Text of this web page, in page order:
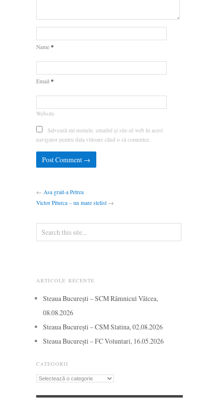
Name *
Email *
Website
Salvează-mi numele, emailul și site-ul web în acest
navigator pentru data viitoare când o să comentez.
← Asa grait-a Petrea
Victor Piturca – un mare stelist →
ARTICOLE RECENTE
Steaua București – SCM Râmnicul Vâlcea,
08.08.2026
Steaua București – CSM Slatina, 02.08.2026
Steaua București – FC Voluntari, 16.05.2026
CATEGORII
Categorii